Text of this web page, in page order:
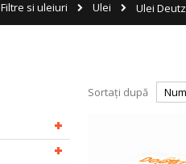
Filtre si uleiuri Ulei Ulei Deutz
Sortați după